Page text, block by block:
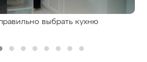
выбрать кухню